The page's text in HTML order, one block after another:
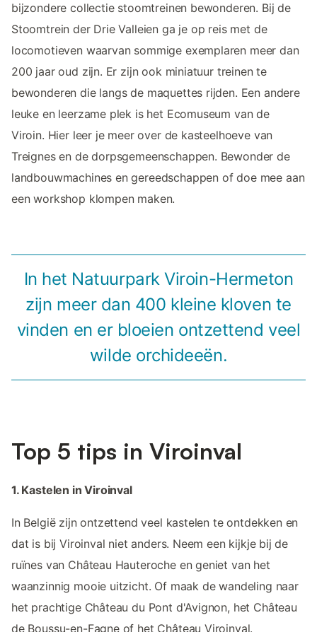
bijzondere collectie stoomtreinen bewonderen. Bij de
Stoomtrein der Drie Valleien ga je op reis met de
locomotieven waarvan sommige exemplaren meer dan
200 jaar oud zijn. Er zijn ook miniatuur treinen te
bewonderen die langs de maquettes rijden. Een andere
leuke en leerzame plek is het Ecomuseum van de
Viroin. Hier leer je meer over de kasteelhoeve van
Treignes en de dorpsgemeenschappen. Bewonder de
landbouwmachines en gereedschappen of doe mee aan
een workshop klompen maken.
In het Natuurpark Viroin-Hermeton
zijn meer dan 400 kleine kloven te
vinden en er bloeien ontzettend veel
wilde orchideeën.
Top 5 tips in Viroinval
1. Kastelen in Viroinval
In België zijn ontzettend veel kastelen te ontdekken en
dat is bij Viroinval niet anders. Neem een kijkje bij de
ruïnes van Château Hauteroche en geniet van het
waanzinnig mooie uitzicht. Of maak de wandeling naar
het prachtige Château du Pont d'Avignon, het Château
de Boussu-en-Fagne of het Château Viroinval.